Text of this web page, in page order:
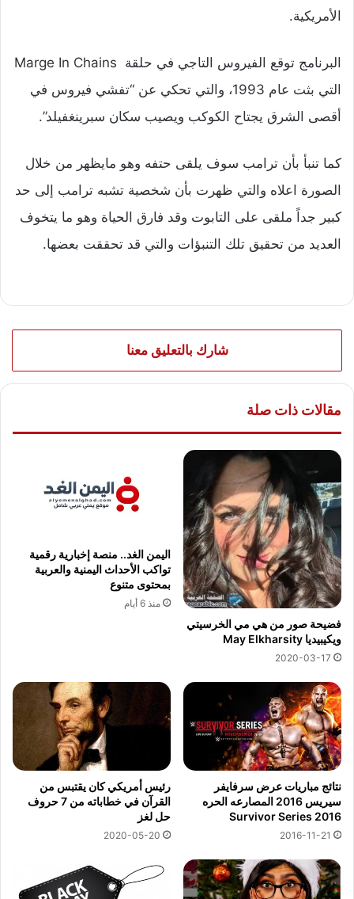
الأمريكية.
البرنامج توقع الفيروس التاجي في حلقة Marge In Chains
التي بثت عام 1993، والتي تحكي عن “تفشي فيروس في
أقصى الشرق يجتاح الكوكب ويصيب سكان سبرينغفيلد”.
كما تنبأ بأن ترامب سوف يلقى حتفه وهو مايظهر من خلال
الصورة اعلاه والتي ظهرت بأن شخصية تشبه ترامب إلى حد
كبير جداً ملقى على التابوت وقد فارق الحياة وهو ما يتخوف
العديد من تحقيق تلك التنبؤات والتي قد تحققت بعضها.
شارك بالتعليق معنا
مقالات ذات صلة
فضيحة صور من هي مي الخرسيتي
ويكيبيديا May Elkharsity
2020-03-17
اليمن الغد.. منصة إخبارية رقمية
تواكب الأحداث اليمنية والعربية
بمحتوى متنوع
منذ 6 أيام
نتائج مباريات عرض سرفايفر
سيريس 2016 المصارعه الحره
Survivor Series 2016
2016-11-21
رئيس أمريكي كان يقتبس من
القرآن في خطاباته من 7 حروف
حل لغز
2020-05-20